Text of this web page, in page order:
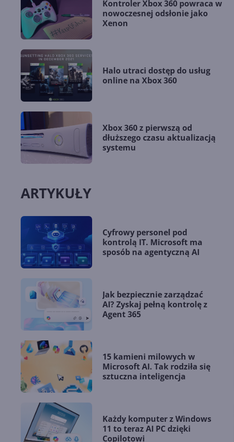
Kontroler Xbox 360 powraca w
nowoczesnej odsłonie jako
Xenon
Halo utraci dostęp do usług
online na Xbox 360
Xbox 360 z pierwszą od
dłuższego czasu aktualizacją
systemu
ARTYKUŁY
Cyfrowy personel pod
kontrolą IT. Microsoft ma
sposób na agentyczną AI
Jak bezpiecznie zarządzać
AI? Zyskaj pełną kontrolę z
Agent 365
15 kamieni milowych w
Microsoft AI. Tak rodziła się
sztuczna inteligencja
Każdy komputer z Windows
11 to teraz AI PC dzięki
Copilotowi